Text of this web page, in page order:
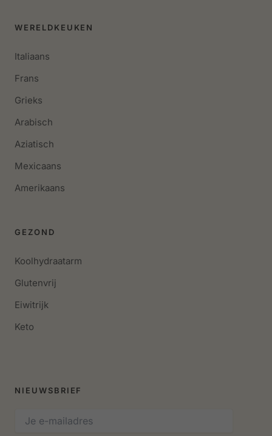
WERELDKEUKEN
Italiaans
Frans
Grieks
Arabisch
Aziatisch
Mexicaans
Amerikaans
GEZOND
Koolhydraatarm
Glutenvrij
Eiwitrijk
Keto
NIEUWSBRIEF